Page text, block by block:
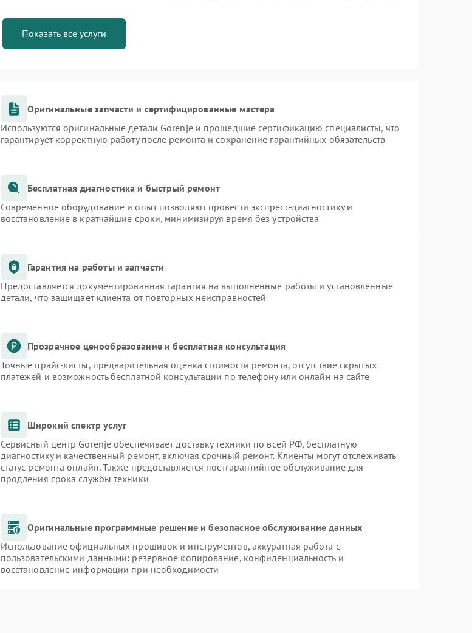
Показать все услуги
Оригинальные запчасти и сертифицированные мастера
Используются оригинальные детали Gorenje и прошедшие сертификацию специалисты, что
гарантирует корректную работу после ремонта и сохранение гарантийных обязательств
Бесплатная диагностика и быстрый ремонт
Современное оборудование и опыт позволяют провести экспресс-диагностику и
восстановление в кратчайшие сроки, минимизируя время без устройства
Гарантия на работы и запчасти
Предоставляется документированная гарантия на выполненные работы и установленные
детали, что защищает клиента от повторных неисправностей
Прозрачное ценообразование и бесплатная консультация
Точные прайс-листы, предварительная оценка стоимости ремонта, отсутствие скрытых
платежей и возможность бесплатной консультации по телефону или онлайн на сайте
Широкий спектр услуг
Сервисный центр Gorenje обеспечивает доставку техники по всей РФ, бесплатную
диагностику и качественный ремонт, включая срочный ремонт. Клиенты могут отслеживать
статус ремонта онлайн. Также предоставляется постгарантийное обслуживание для
продления срока службы техники
Оригинальные программные решение и безопасное обслуживание данных
Использование официальных прошивок и инструментов, аккуратная работа с
пользовательскими данными: резервное копирование, конфиденциальность и
восстановление информации при необходимости